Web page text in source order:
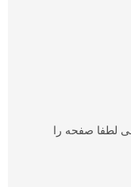
لطفا صفحه را